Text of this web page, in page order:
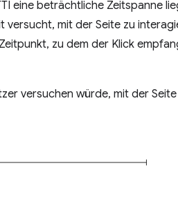
eine beträchtliche Zeitspanne
versucht, mit der Seite zu
zu dem der Klick
versuchen würde, mit der